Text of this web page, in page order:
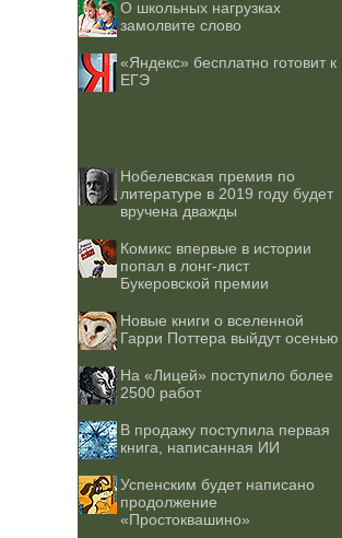
О школьных нагрузках
замолвите слово
«Яндекс» бесплатно готовит к
ЕГЭ
Нобелевская премия по
литературе в 2019 году будет
вручена дважды
Комикс впервые в истории
попал в лонг-лист
Букеровской премии
Новые книги о вселенной
Гарри Поттера выйдут осенью
На «Лицей» поступило более
2500 работ
В продажу поступила первая
книга, написанная ИИ
Успенским будет написано
продолжение
«Простоквашино»